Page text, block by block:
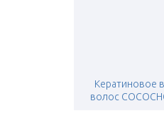
Кератиновое
волос